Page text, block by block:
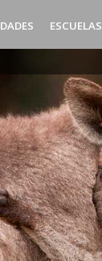
ESCUELAS